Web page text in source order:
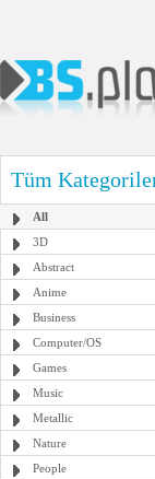
Tüm
All
3D
Abstract
Anime
Business
Computer/OS
Games
Music
Metallic
Nature
People